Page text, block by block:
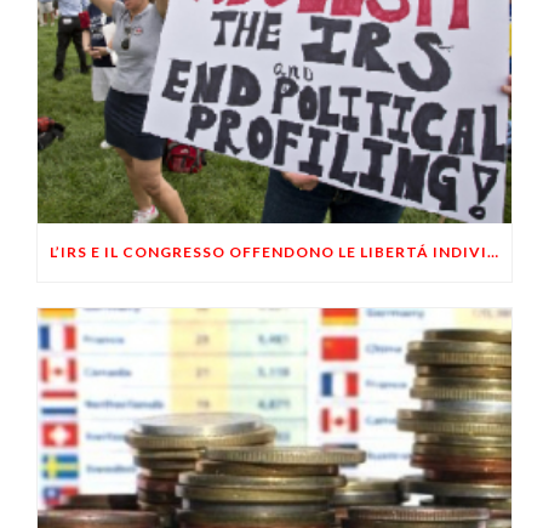
L’IRS E IL CONGRESSO OFFENDONO LE LIBERTÁ INDIVIDUALI DEGLI AMERICANI